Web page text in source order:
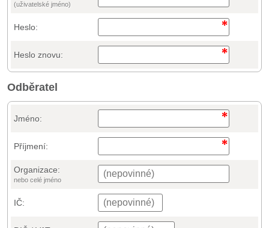
(uživatelské jméno)
Heslo:
Heslo znovu:
Odběratel
Jméno:
Příjmení:
Organizace:
nebo celé jméno
IČ: